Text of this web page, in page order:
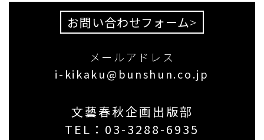
お問い合わせフォーム>
メールアドレス
i-kikaku@bunshun.co.jp
文藝春秋企画出版部
TEL： 03-3288-6935